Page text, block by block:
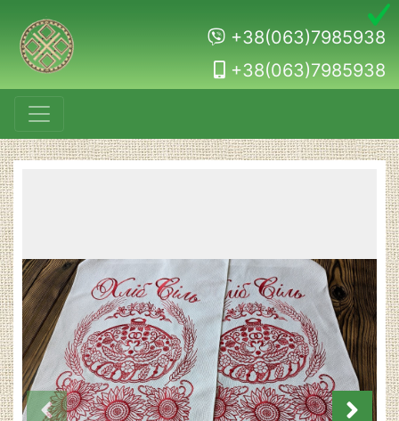
+38(063)7985938
+38(063)7985938